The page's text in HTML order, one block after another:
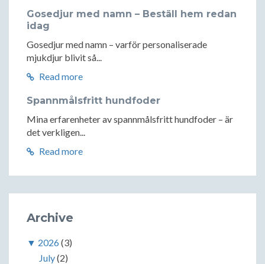
Gosedjur med namn – Beställ hem redan
idag
Gosedjur med namn – varför personaliserade
mjukdjur blivit så...
Read more
Spannmålsfritt hundfoder
Mina erfarenheter av spannmålsfritt hundfoder – är
det verkligen...
Read more
Archive
▼ 2026(3)
July(2)